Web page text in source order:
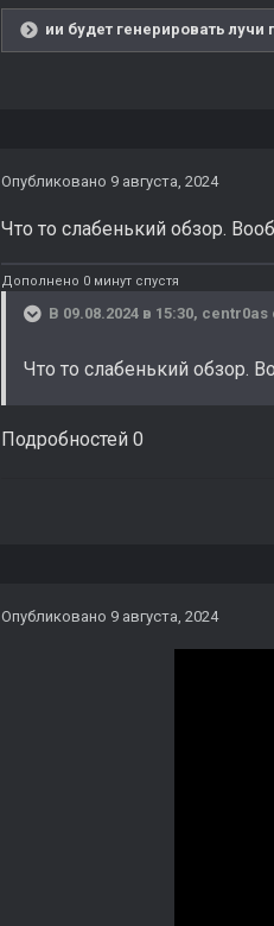
ии будет генерировать
Опубликовано 9 августа, 2024
Что то слабенький обзор.
Дополнено 0 минут спустя
В 09.08.2024 в 15:30, centr0as
Что то слабенький обзор.
Подробностей 0
Опубликовано 9 августа, 2024